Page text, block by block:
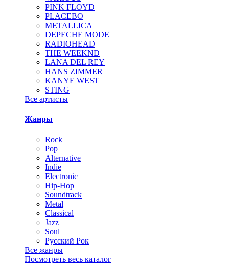
PINK FLOYD
PLACEBO
METALLICA
DEPECHE MODE
RADIOHEAD
THE WEEKND
LANA DEL REY
HANS ZIMMER
KANYE WEST
STING
Все артисты
Жанры
Rock
Pop
Alternative
Indie
Electronic
Hip-Hop
Soundtrack
Metal
Classical
Jazz
Soul
Русский Рок
Все жанры
Посмотреть весь каталог